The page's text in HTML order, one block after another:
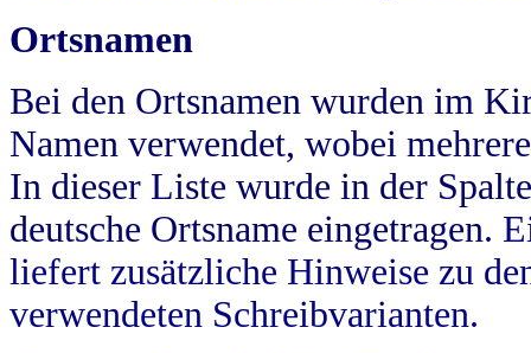
Ortsnamen
Bei den Ortsnamen wurden im
Namen verwendet, wobei
In dieser Liste wurde in der
deutsche Ortsname eingetragen.
liefert zusätzliche Hinweise zu
verwendeten Schreibvarianten.